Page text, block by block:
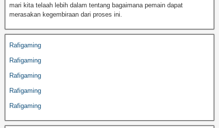
mari kita telaah lebih dalam tentang bagaimana pemain dapat
merasakan kegembiraan dari proses ini.
Rafigaming
Rafigaming
Rafigaming
Rafigaming
Rafigaming